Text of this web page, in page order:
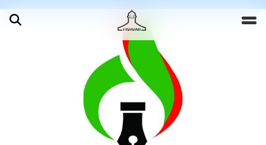
مقالات تصاویر